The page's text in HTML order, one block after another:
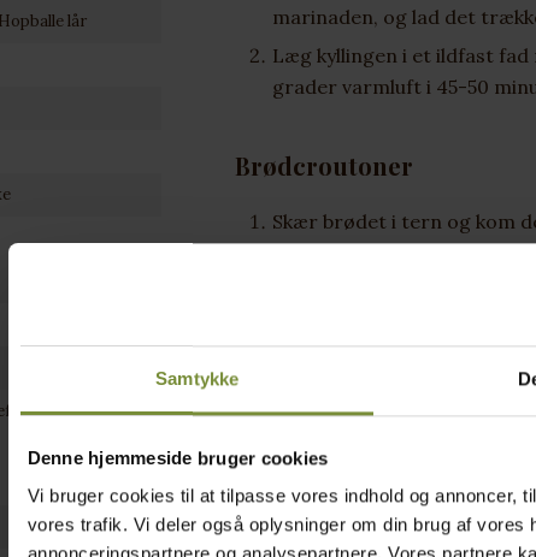
Samtykke
Denne hjemmeside bruger cookies
Vi bruger cookies til at tilpasse vores indhold og annoncer,
vores trafik. Vi deler også oplysninger om din brug af
lår
smag
marinaden, og lad det
Læg kyllingen i et ildfast fad
grader varmluft i 45-50
Brødcroutoner
Skær brødet i tern og kom
Sprød serrano
grader varmluft. Riv det
Karrydressing